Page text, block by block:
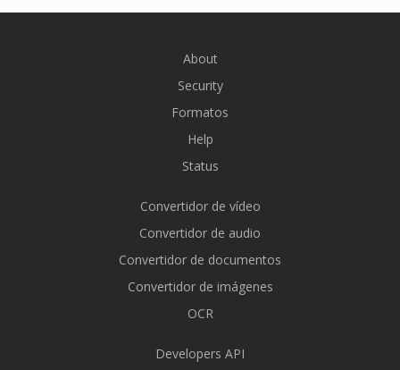
About
Security
Formatos
Help
Status
Convertidor de vídeo
Convertidor de audio
Convertidor de documentos
Convertidor de imágenes
OCR
Developers API